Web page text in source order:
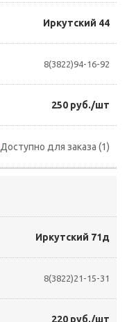
Иркутский 44
8(3822)94-16-92
250 руб./шт
Доступно для заказа (1)
Иркутский 71д
8(3822)21-15-31
220 руб./шт